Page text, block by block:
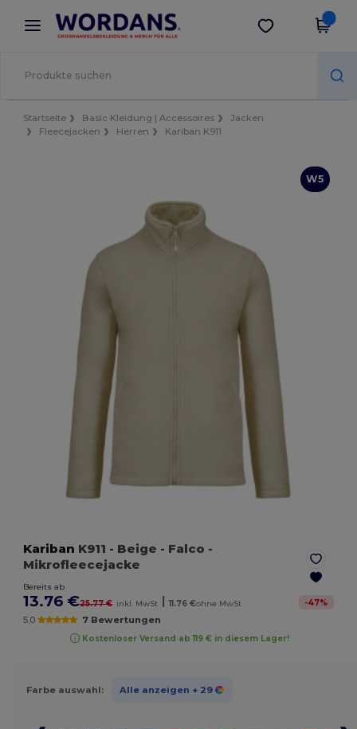
× Wordans App
Bessere Preise in der App!
App holen
Startseite Basic Kleidung | Accessoires
Jacken
Fleecejacken
Herren Kariban K911
W5
Kariban K911 - Beige - Falco -
Mikrofleecejacke
Bereits ab
13.76 €25.77 € inkl. MwSt | 11.76 €ohne MwSt -47%
5.0 7 Bewertungen
Kostenloser Versand ab 119 € in diesem Lager!
Farbe auswahl: Alle anzeigen + 29